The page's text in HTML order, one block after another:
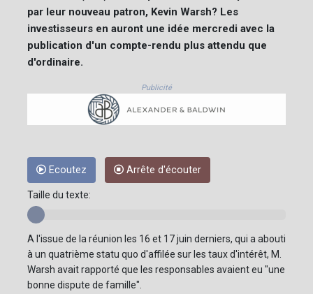
par leur nouveau patron, Kevin Warsh? Les
investisseurs en auront une idée mercredi avec la
publication d'un compte-rendu plus attendu que
d'ordinaire.
Publicité
Ecoutez Arrête d'écouter
Taille du texte:
A l'issue de la réunion les 16 et 17 juin derniers, qui a abouti
à un quatrième statu quo d'affilée sur les taux d'intérêt, M.
Warsh avait rapporté que les responsables avaient eu "une
bonne dispute de famille".